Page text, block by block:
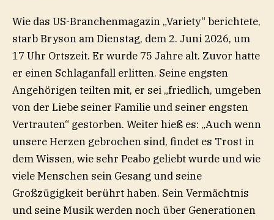
Wie das US-Branchenmagazin „Variety“ berichtete,
starb Bryson am Dienstag, dem 2. Juni 2026, um
17 Uhr Ortszeit. Er wurde 75 Jahre alt. Zuvor hatte
er einen Schlaganfall erlitten. Seine engsten
Angehörigen teilten mit, er sei „friedlich, umgeben
von der Liebe seiner Familie und seiner engsten
Vertrauten“ gestorben. Weiter hieß es: „Auch wenn
unsere Herzen gebrochen sind, findet es Trost in
dem Wissen, wie sehr Peabo geliebt wurde und wie
viele Menschen sein Gesang und seine
Großzügigkeit berührt haben. Sein Vermächtnis
und seine Musik werden noch über Generationen